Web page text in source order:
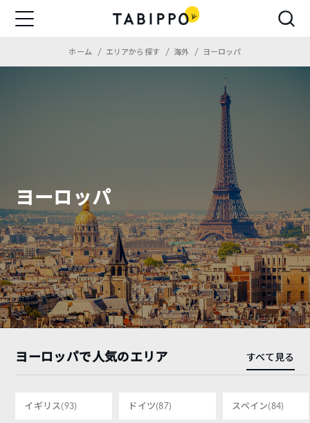
ホーム エリアから探す 海外 ヨーロッパ
ヨーロッパ
ヨーロッパで人気のエリア すべて見る
イギリス(93) ドイツ(87) スペイン(84)